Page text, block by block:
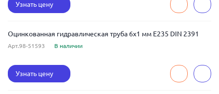
Узнать цену
Оцинкованная гидравлическая труба 6x1 мм E235 DIN 2391
Арт.98-51593 В наличии
Узнать цену